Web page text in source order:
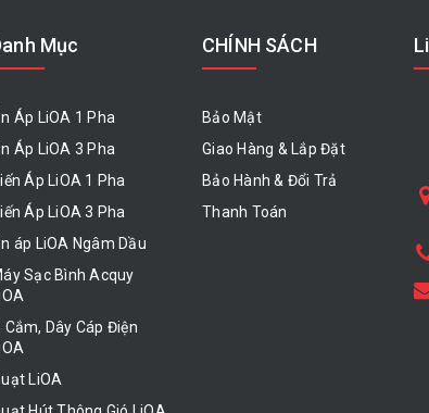
Mục
Áp LiOA 1 Pha
Áp LiOA 3 Pha
Áp LiOA 1 Pha
Áp LiOA 3 Pha
áp LiOA Ngâm Dầu
Sạc Bình Acquy
Cắm, Dây Cáp Điện
LiOA
CHÍNH SÁCH
Bảo Mật
Giao Hàng & Lắp Đặt
Bảo Hành & Đổi Trả
Thanh Toán